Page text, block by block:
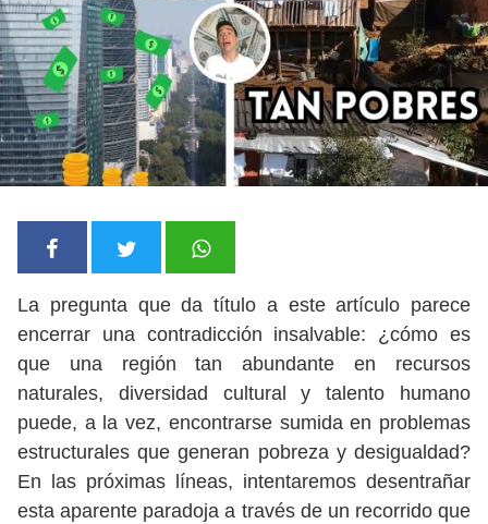
La pregunta que da título a este artículo parece
encerrar una contradicción insalvable: ¿cómo es
que una región tan abundante en recursos
naturales, diversidad cultural y talento humano
puede, a la vez, encontrarse sumida en problemas
estructurales que generan pobreza y desigualdad?
En las próximas líneas, intentaremos desentrañar
esta aparente paradoja a través de un recorrido que